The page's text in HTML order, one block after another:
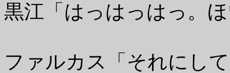
黒江「はっはっはっ。
ファルカス「それにし